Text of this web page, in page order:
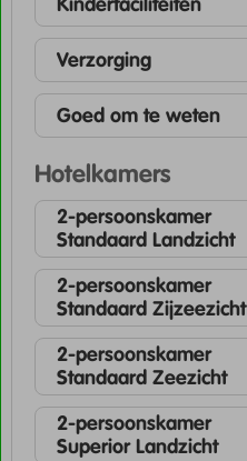
Verzorging
Goed om te weten
Hotelkamers
2-persoonskamer
Standaard Landzicht
2-persoonskamer
Standaard Zijzeezicht
2-persoonskamer
Standaard Zeezicht
2-persoonskamer
Superior Landzicht